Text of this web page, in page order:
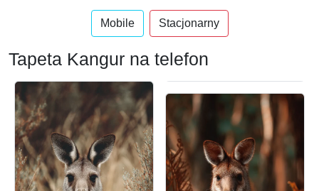
Mobile Stacjonarny
Tapeta Kangur na telefon